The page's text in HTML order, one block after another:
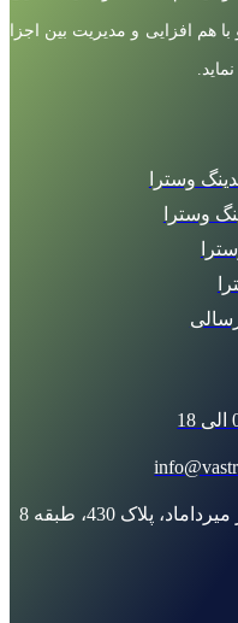
افزایی و مدیریت بین اجزا
وسترا
وسترا
پلاک 430، طبقه 8